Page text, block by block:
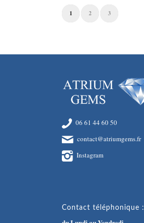
1 2 3
06 61 44 60 50
contact@atriumgems.fr
Instagram
Contact téléphonique :